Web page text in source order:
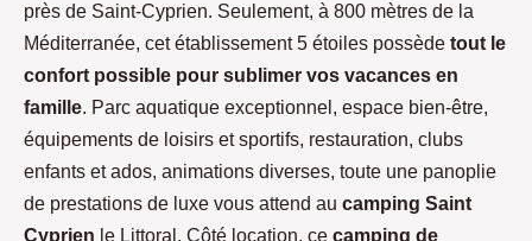
près de Saint-Cyprien. Seulement, à 800 mètres de la
Méditerranée, cet établissement 5 étoiles possède tout le
confort possible pour sublimer vos vacances en
famille. Parc aquatique exceptionnel, espace bien-être,
équipements de loisirs et sportifs, restauration, clubs
enfants et ados, animations diverses, toute une panoplie
de prestations de luxe vous attend au camping Saint
Cyprien le Littoral. Côté location, ce camping de